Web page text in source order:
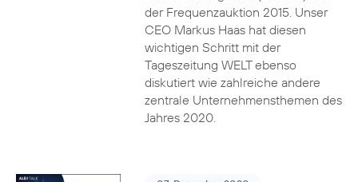
der Frequenzauktion 2015. Unser
CEO Markus Haas hat diesen
wichtigen Schritt mit der
Tageszeitung WELT ebenso
diskutiert wie zahlreiche andere
zentrale Unternehmensthemen des
Jahres 2020.